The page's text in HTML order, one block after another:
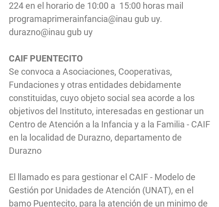
224 en el horario de 10:00 a 15:00 horas mail
programaprimerainfancia@inau gub uy.
durazno@inau gub uy
CAIF PUENTECITO
Se convoca a Asociaciones, Cooperativas,
Fundaciones y otras entidades debidamente
constituidas, cuyo objeto social sea acorde a los
objetivos del Instituto, interesadas en gestionar un
Centro de Atención a la Infancia y a la Familia - CAIF
en la localidad de Durazno, departamento de
Durazno
El llamado es para gestionar el CAIF - Modelo de
Gestión por Unidades de Atención (UNAT), en el
bamo Puentecito, para la atención de un minimo de